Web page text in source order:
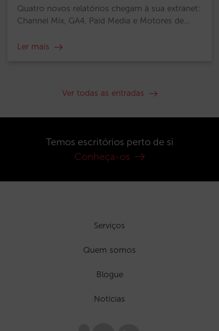
Quatro novos relatórios chegam à sua extranet:
Channel Mix, GA4, Paid Media e Motores de...
Ler mais
Ver todas as entradas
Temos escritórios perto de si
Conheça-os
Serviços
Quem somos
Blogue
Notícias